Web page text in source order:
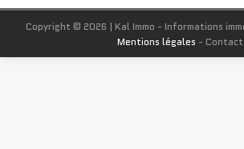
Copyright © 2026 | Kal Immo - Informations
Mentions légales - Contact